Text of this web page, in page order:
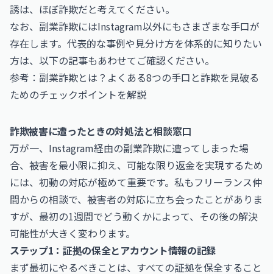
誘は、ほぼ詐欺だと考えてください。
なお、副業詐欺にはInstagram以外にもさまざまな手口が
存在します。代表的な事例や見分け方を体系的に知りたい
方は、以下の記事もあわせてご確認ください。
参考： 副業詐欺とは？よくある8つの手口と詐欺を見破る
ためのチェックポイントを解説
詐欺被害に遭ったときの対処法と相談窓口
万が一、Instagram経由の副業詐欺に遭ってしまった場
合、被害を最小限に抑え、可能な限り返金を実現するため
には、初動の対応が極めて重要です。私もフリーランス仲
間からの相談で、被害者の対応に立ち会ったことがありま
すが、最初の1週間でどう動くかによって、その後の解決
可能性が大きく変わります。
ステップ1：証拠の保全とアカウント情報の記録
まず最初にやるべきことは、すべての証拠を保全すること